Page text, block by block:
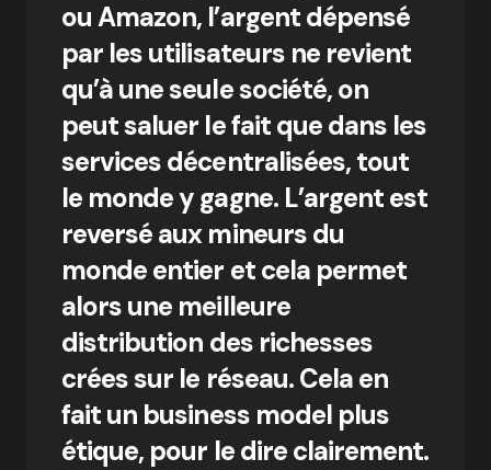
ou Amazon, l’argent dépensé
par les utilisateurs ne revient
qu’à une seule société, on
peut saluer le fait que dans les
services décentralisées, tout
le monde y gagne. L’argent est
reversé aux mineurs du
monde entier et cela permet
alors une meilleure
distribution des richesses
crées sur le réseau. Cela en
fait un business model plus
étique, pour le dire clairement.